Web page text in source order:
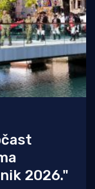
2026."